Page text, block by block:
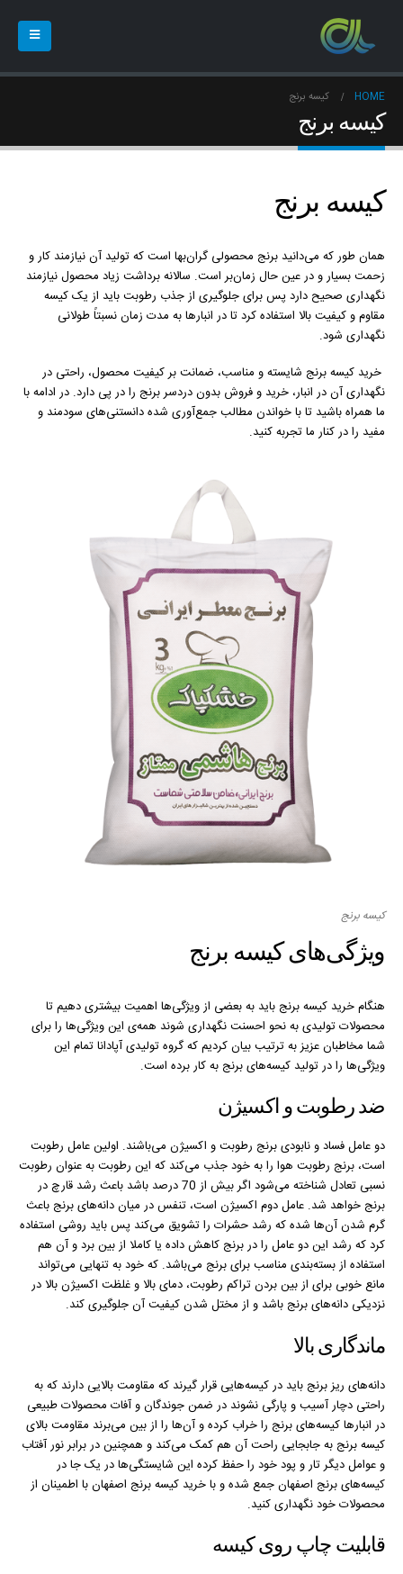
HOME کیسه برنج
کیسه برنج
کیسه برنج
همان طور که می‌دانید برنج محصولی گران‌بها است که تولید آن نیازمند کار و
زحمت بسیار و در عین حال زمان‌بر است. سالانه برداشت زیاد محصول نیازمند
نگهداری صحیح دارد پس برای جلوگیری از جذب رطوبت باید از یک کیسه
مقاوم و کیفیت بالا استفاده کرد تا در انبار‌ها به مدت زمان نسبتاً طولانی
نگهداری شود.
خرید کیسه برنج شایسته و مناسب، ضمانت بر کیفیت محصول، راحتی در
نگهداری آن در انبار، خرید و فروش بدون دردسر برنج را در پی دارد. در ادامه با
ما همراه باشید تا با خواندن مطالب جمع‌آوری شده دانستنی‌های سودمند و
مفید را در کنار ما تجربه کنید.
کیسه برنج
ویژگی‌های کیسه برنج
هنگام خرید کیسه برنج باید به بعضی از ویژگی‌ها اهمیت بیشتری دهیم تا
محصولات تولیدی به نحو احسنت نگهداری شوند همه‌ی این ویژگی‌ها را برای
شما مخاطبان عزیز به ترتیب بیان کردیم که گروه تولیدی آپادانا تمام این
ویژگی‌ها را در تولید کیسه‌های برنج به کار برده است.
ضد رطوبت و اکسیژن
دو عامل فساد و نابودی برنج رطوبت و اکسیژن می‌باشند. اولین عامل رطوبت
است، برنج رطوبت هوا را به خود جذب می‌کند که این رطوبت به عنوان رطوبت
نسبی تعادل شناخته می‌شود اگر بیش از 70 درصد باشد باعث رشد قارچ در
برنج خواهد شد. عامل دوم اکسیژن است، تنفس در میان دانه‌های برنج باعث
گرم‌ شدن آن‌ها شده که رشد حشرات را تشویق می‌کند پس باید روشی استفاده
کرد که رشد این دو عامل را در برنج کاهش داده یا کاملا از بین برد و آن هم
استفاده از بسته‌بندی مناسب برای برنج می‌باشد. که خود به تنهایی می‌تواند
مانع خوبی برای از بین بردن تراکم رطوبت، دمای بالا و غلظت اکسیژن بالا در
نزدیکی دانه‌های برنج باشد و از مختل شدن کیفیت آن جلوگیری کند.
ماندگاری بالا
دانه‌های ریز برنج باید در کیسه‌هایی قرار گیرند که مقاومت بالایی دارند که به
راحتی دچار آسیب و پارگی نشوند در ضمن جوندگان و آفات محصولات طبیعی
در انبار‌ها کیسه‌های برنج را خراب کرده و آن‌ها را از بین می‌برند مقاومت بالای
کیسه برنج به جابجایی راحت آن هم کمک می‌کند و همچنین در برابر نور آفتاب
و عوامل دیگر تار و پود خود را حفظ کرده این شایستگی‌ها در یک جا در
کیسه‌های برنج اصفهان جمع شده و با خرید کیسه برنج اصفهان با اطمینان از
محصولات خود نگهداری کنید.
قابلیت چاپ روی کیسه